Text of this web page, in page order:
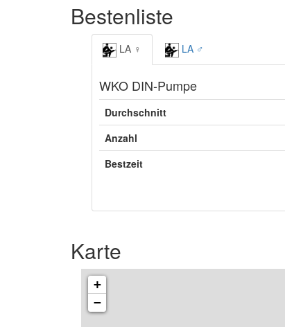
Bestenliste
LA ♀ LA ♂
WKO DIN-Pumpe
Durchschnitt
Anzahl
Bestzeit
Karte
+
−